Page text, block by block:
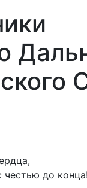
честью до конца!